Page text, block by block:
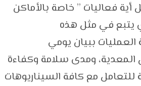
فعاليات ” خاصة بالأماكن
يتبع في مثل هذه
العمليات ببيان يومي
المعدية، ومدى سلامة وكفاءة
للتعامل مع كافة السيناريوهات